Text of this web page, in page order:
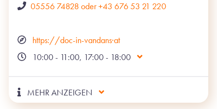
05556 74828 oder +43 676 53 21 220
https://doc-in-vandans·at
10:00 - 11:00, 17:00 - 18:00
MEHR ANZEIGEN